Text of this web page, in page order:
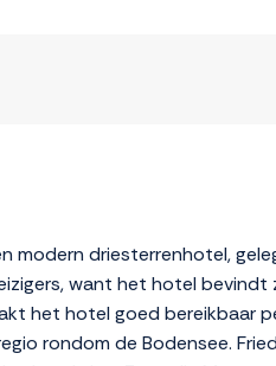
modern driesterrenhotel,
want het hotel
het hotel goed bereikbaar
rondom de Bodensee.